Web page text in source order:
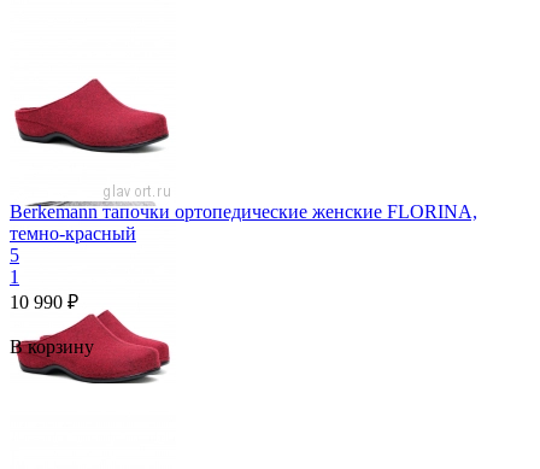
Berkemann тапочки ортопедические женские FLORINA,
темно-красный
5
1
10 990 ₽
В корзину